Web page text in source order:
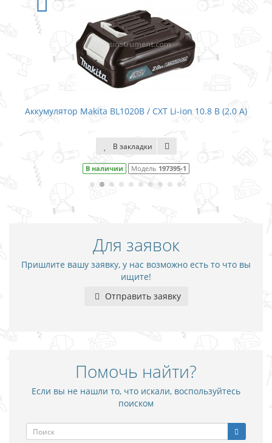
10.8 В (2.0 А) Аккумулятор Makita BL1040B / CXT Li-ion
Снят с производства Модель
Для заявок
Пришлите вашу заявку, у нас возможно есть то что вы
ищите!
Отправить заявку
Помочь найти?
Если вы не нашли то, что искали, воспользуйтесь
поиском